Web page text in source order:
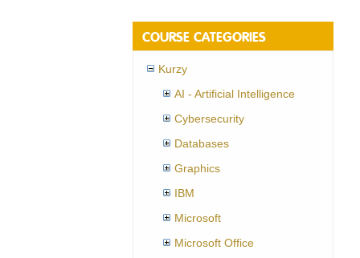
COURSE CATEGORIES
Kurzy
AI - Artificial Intelligence
Cybersecurity
Databases
Graphics
IBM
Microsoft
Microsoft Office